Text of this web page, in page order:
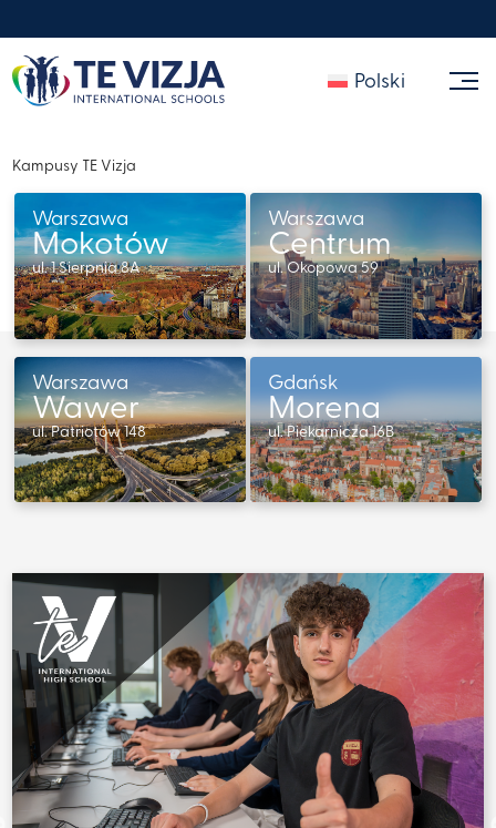
Polski
Kampusy TE Vizja
Warszawa
Mokotów
ul. 1 Sierpnia 8A
Sprawdź
Warszawa
Centrum
ul. Okopowa 59
Warszawa
Wawer
ul. Patriotów 148
Gdańsk
Morena
ul. Piekarnicza 16B